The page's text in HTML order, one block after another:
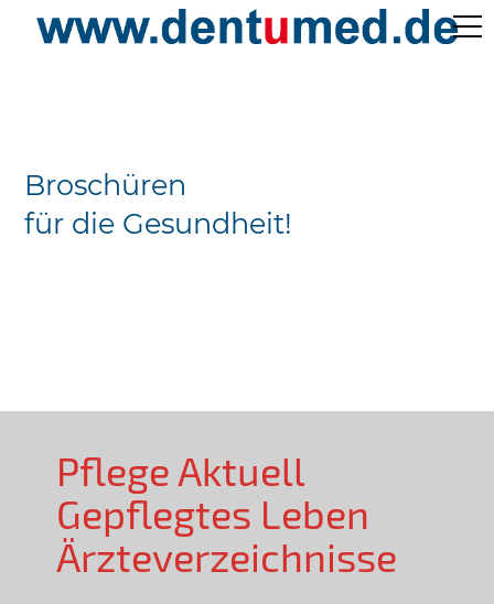
Ärzteverzeichnisse
Broschüren
für die Gesundheit!
Pflege Aktuell
Gepflegtes Leben
Ärzteverzeichnisse